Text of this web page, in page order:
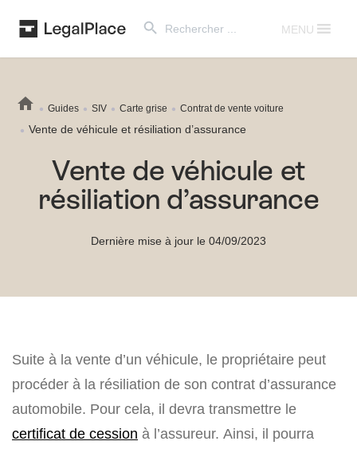
for:
MENU
Guides SIV Carte grise Contrat de vente voiture
Vente de véhicule et résiliation d’assurance
Vente de véhicule et
résiliation d’assurance
Dernière mise à jour le 04/09/2023
Suite à la vente d’un véhicule, le propriétaire peut
procéder à la résiliation de son contrat d’assurance
automobile. Pour cela, il devra transmettre le
certificat de cession à l’assureur. Ainsi, il pourra